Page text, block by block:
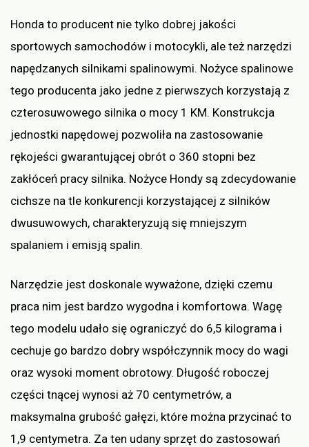
Honda to producent nie tylko dobrej jakości
sportowych samochodów i motocykli, ale też narzędzi
napędzanych silnikami spalinowymi. Nożyce spalinowe
tego producenta jako jedne z pierwszych korzystają z
czterosuwowego silnika o mocy 1 KM. Konstrukcja
jednostki napędowej pozwoliła na zastosowanie
rękojeści gwarantującej obrót o 360 stopni bez
zakłóceń pracy silnika. Nożyce Hondy są zdecydowanie
cichsze na tle konkurencji korzystającej z silników
dwusuwowych, charakteryzują się mniejszym
spalaniem i emisją spalin.
Narzędzie jest doskonale wyważone, dzięki czemu
praca nim jest bardzo wygodna i komfortowa. Wagę
tego modelu udało się ograniczyć do 6,5 kilograma i
cechuje go bardzo dobry współczynnik mocy do wagi
oraz wysoki moment obrotowy. Długość roboczej
części tnącej wynosi aż 70 centymetrów, a
maksymalna grubość gałęzi, które można przycinać to
1,9 centymetra. Za ten udany sprzęt do zastosowań